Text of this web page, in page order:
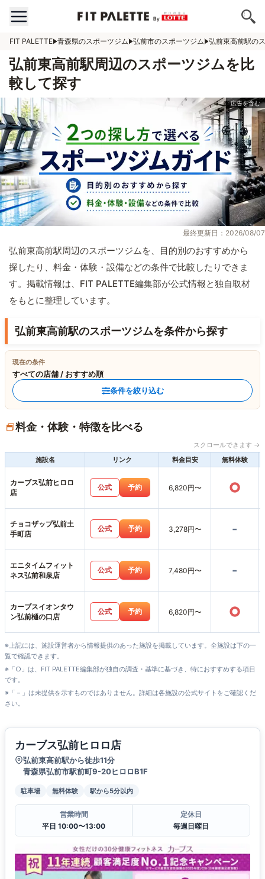
FIT PALETTE 青森県のスポーツジム 弘前市のスポーツジム 弘前東高前駅の
弘前東高前駅周辺のスポーツジムを比
較して探す
最終更新日：2026/08/07
弘前東高前駅周辺のスポーツジムを、目的別のおすすめから
探したり、料金・体験・設備などの条件で比較したりできま
す。掲載情報は、FIT PALETTE編集部が公式情報と独自取材
をもとに整理しています。
弘前東高前駅のスポーツジムを条件から探す
現在の条件
すべての店舗 / おすすめ順
条件を絞り込む
料金・体験・特徴を比べる
スクロールできます →
施設名
リンク 料金目安 無料体験
カーブス弘前ヒロロ
店
公式 予約 6,820円〜 ○
チョコザップ弘前土
手町店
公式 予約 3,278円〜 -
エニタイムフィット
ネス弘前和泉店
公式 予約 7,480円〜 -
カーブスイオンタウ
ン弘前樋の口店
公式 予約 6,820円〜 ○
※上記には、施設運営者から情報提供のあった施設を掲載しています。全施設は下の一
覧で確認できます。
※「○」は、FIT PALETTE編集部が独自の調査・基準に基づき、特におすすめする項目
です。
※「－」は未提供を示すものではありません。詳細は各施設の公式サイトをご確認くだ
さい。
カーブス弘前ヒロロ店
弘前東高前駅から徒歩11分
青森県弘前市駅前町9-20ヒロロB1F
駐車場 無料体験 駅から5分以内
営業時間
平日 10:00〜13:00
定休日
毎週日曜日